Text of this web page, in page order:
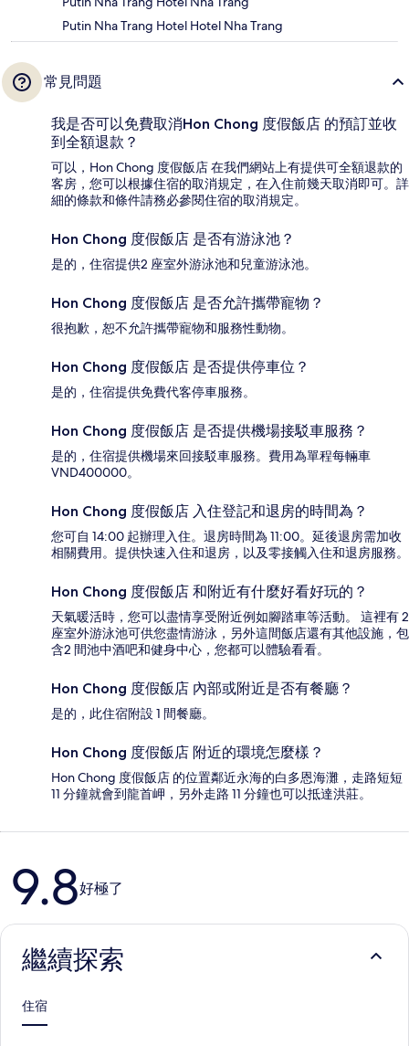
Putin Nha Trang Hotel Hotel Nha Trang
常見問題
我是否可以免費取消Hon Chong 度假飯店 的預訂並收
到全額退款？
可以，Hon Chong 度假飯店 在我們網站上有提供可全額退款的
客房，您可以根據住宿的取消規定，在入住前幾天取消即可。詳
細的條款和條件請務必參閱住宿的取消規定。
Hon Chong 度假飯店 是否有游泳池？
是的，住宿提供2 座室外游泳池和兒童游泳池。
Hon Chong 度假飯店 是否允許攜帶寵物？
很抱歉，恕不允許攜帶寵物和服務性動物。
Hon Chong 度假飯店 是否提供停車位？
是的，住宿提供免費代客停車服務。
Hon Chong 度假飯店 是否提供機場接駁車服務？
是的，住宿提供機場來回接駁車服務。費用為單程每輛車
VND400000。
Hon Chong 度假飯店 入住登記和退房的時間為？
您可自 14:00 起辦理入住。退房時間為 11:00。延後退房需加收
相關費用。提供快速入住和退房，以及零接觸入住和退房服務。
Hon Chong 度假飯店 和附近有什麼好看好玩的？
天氣暖活時，您可以盡情享受附近例如腳踏車等活動。 這裡有 2
座室外游泳池可供您盡情游泳，另外這間飯店還有其他設施，包
含2 間池中酒吧和健身中心，您都可以體驗看看。
Hon Chong 度假飯店 內部或附近是否有餐廳？
是的，此住宿附設 1 間餐廳。
Hon Chong 度假飯店 附近的環境怎麼樣？
Hon Chong 度假飯店 的位置鄰近永海的白多恩海灘，走路短短
11 分鐘就會到龍首岬，另外走路 11 分鐘也可以抵達洪莊。
評
論
9.8好極了
繼續探索
住宿